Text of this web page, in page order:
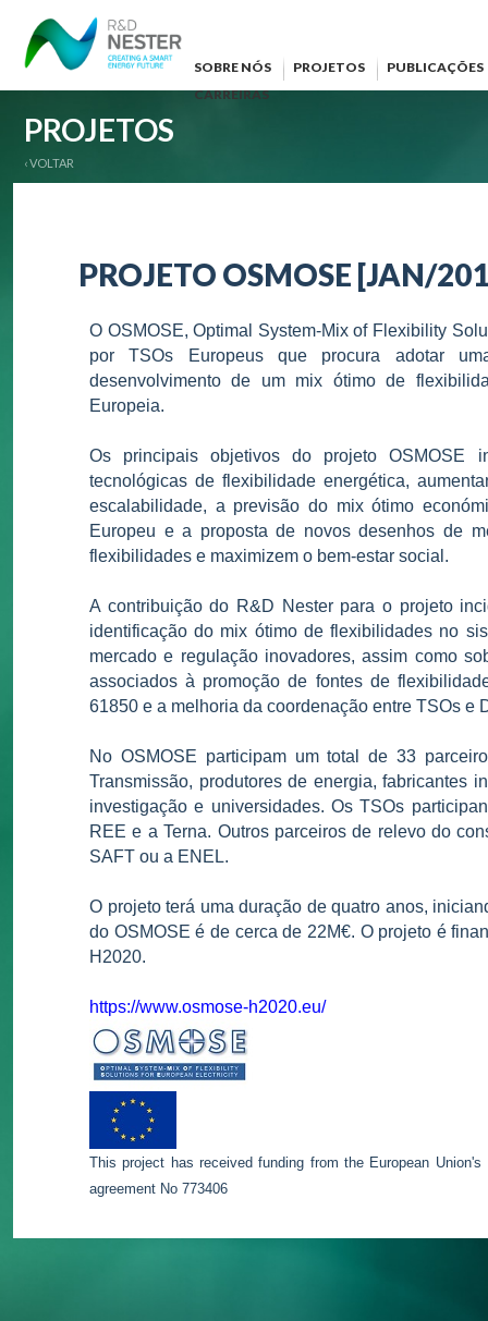
SOBRE NÓS PROJETOS
PUBLICAÇÕES
CARREIRAS
PROJETOS
‹ VOLTAR
PROJETO OSMOSE [JAN/
O OSMOSE, Optimal System-Mix of Flexibility
por TSOs Europeus que procura adotar
desenvolvimento de um mix ótimo de
Europeia.
Os principais objetivos do projeto OSMOSE
tecnológicas de flexibilidade energética,
escalabilidade, a previsão do mix ótimo
Europeu e a proposta de novos desenhos de
flexibilidades e maximizem o bem-estar social.
A contribuição do R&D Nester para o projeto
identificação do mix ótimo de flexibilidades no
mercado e regulação inovadores, assim como
associados à promoção de fontes de
61850 e a melhoria da coordenação entre TSOs e
No OSMOSE participam um total de 33
Transmissão, produtores de energia, fabricantes
investigação e universidades. Os TSOs
REE e a Terna. Outros parceiros de relevo do
SAFT ou a ENEL.
O projeto terá uma duração de quatro anos,
do OSMOSE é de cerca de 22M€. O projeto é
H2020.
https://www.osmose-h2020.eu/
This project has received funding from the European
agreement No 773406